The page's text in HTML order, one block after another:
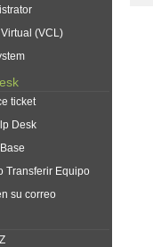
(VCL)
ticket
Desk
Transferir Equipo
su correo